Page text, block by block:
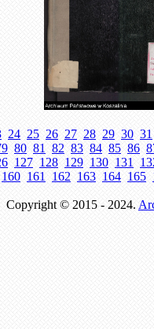
24 25 26 27 28 29 30 31
80 81 82 83 84 85 86
127 128 129 130 131
160 161 162 163 164 165
Copyright © 2015 - 2024.